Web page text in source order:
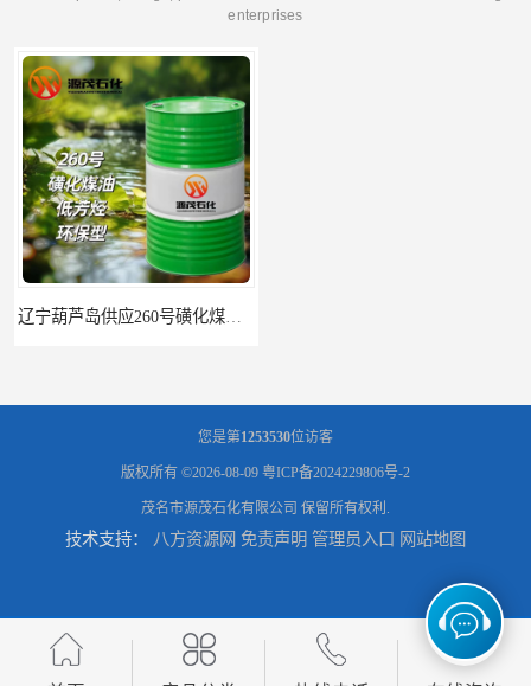
enterprises
您是第1253530位访客
版权所有 ©2026-08-09 粤ICP备2024229806号-2
茂名市源茂石化有限公司 保留所有权利.
技术支持： 八方资源网 免责声明 管理员入口 网站地图